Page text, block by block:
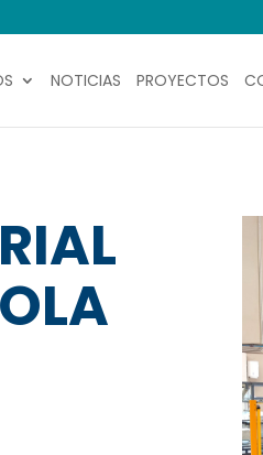
NOTICIAS PROYECTOS